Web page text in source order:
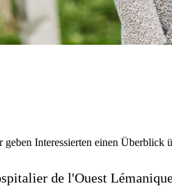
geben Interessierten einen Überblick
de l'Ouest